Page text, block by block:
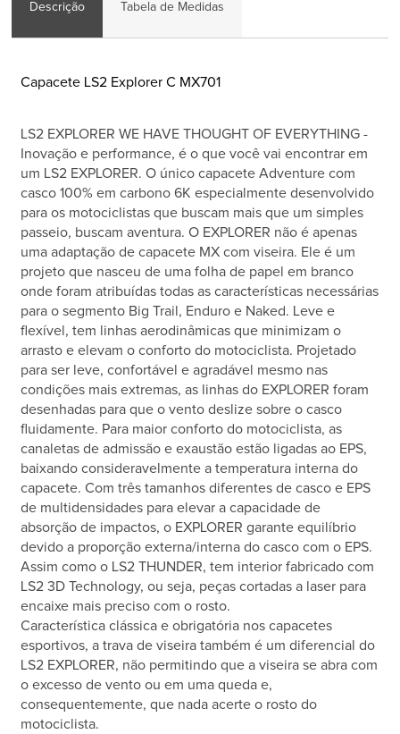
Descrição Tabela de Medidas
Capacete LS2 Explorer C MX701
LS2 EXPLORER WE HAVE THOUGHT OF EVERYTHING -
Inovação e performance, é o que você vai encontrar em
um LS2 EXPLORER. O único capacete Adventure com
casco 100% em carbono 6K especialmente desenvolvido
para os motociclistas que buscam mais que um simples
passeio, buscam aventura. O EXPLORER não é apenas
uma adaptação de capacete MX com viseira. Ele é um
projeto que nasceu de uma folha de papel em branco
onde foram atribuídas todas as características necessárias
para o segmento Big Trail, Enduro e Naked. Leve e
flexível, tem linhas aerodinâmicas que minimizam o
arrasto e elevam o conforto do motociclista. Projetado
para ser leve, confortável e agradável mesmo nas
condições mais extremas, as linhas do EXPLORER foram
desenhadas para que o vento deslize sobre o casco
fluidamente. Para maior conforto do motociclista, as
canaletas de admissão e exaustão estão ligadas ao EPS,
baixando consideravelmente a temperatura interna do
capacete. Com três tamanhos diferentes de casco e EPS
de multidensidades para elevar a capacidade de
absorção de impactos, o EXPLORER garante equilíbrio
devido a proporção externa/interna do casco com o EPS.
Assim como o LS2 THUNDER, tem interior fabricado com
LS2 3D Technology, ou seja, peças cortadas a laser para
encaixe mais preciso com o rosto.
Característica clássica e obrigatória nos capacetes
esportivos, a trava de viseira também é um diferencial do
LS2 EXPLORER, não permitindo que a viseira se abra com
o excesso de vento ou em uma queda e,
consequentemente, que nada acerte o rosto do
motociclista.